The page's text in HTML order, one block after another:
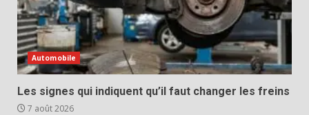
Automobile
Les signes qui indiquent qu’il faut changer les freins
7 août 2026